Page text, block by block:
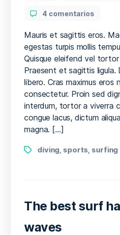
4 comentarios
guide
water-
sports
Mauris et sagittis eros.
egestas turpis mollis
Quisque eleifend vel
Praesent et sagittis ligula.
libero. Cras maximus eros
consectetur. Proin sed
interdum, tortor a viverra
congue lacus, dictum
magna. […]
Tagsdiving sports surfing
The best surf
waves